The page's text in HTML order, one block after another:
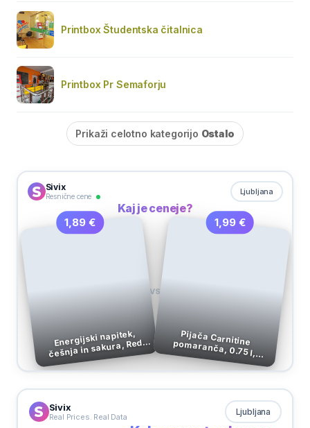
Printbox Študentska čitalnica
Printbox Pr Semaforju
Prikaži celotno kategorijo Ostalo
Sivix
Resnične cene
Ljubljana
Kaj je ceneje?
1,89 €
Energijski napitek,
češnja in sakura, Red
Bull, 250 ml
VS
1,99 €
Pijača Carnitine pomaranča, 0.75 l,
Nutrend
Sivix
Real Prices. Real Data Ljubljana